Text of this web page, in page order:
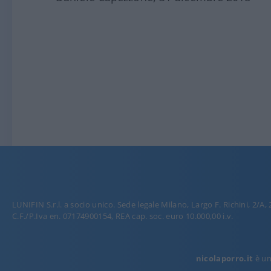
LUNIFIN S.r.l. a socio unico. Sede legale Milano, Largo F. Richini, 2/A,
C.F./P.Iva en. 07174900154, REA cap. soc. euro 10.000,00 i.v.
nicolaporro.it è